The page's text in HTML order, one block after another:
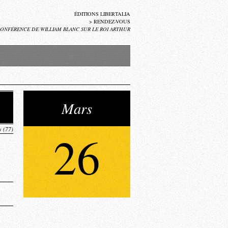
ÉDITIONS LIBERTALIA
> RENDEZ-VOUS
DE WILLIAM BLANC SUR LE ROI ARTHUR
(77) 26
Mars